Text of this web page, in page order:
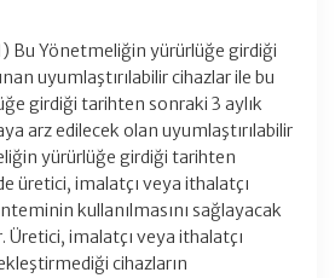
Bu Yönetmeliğin yürürlüğe girdiği
uyumlaştırılabilir cihazlar ile bu
girdiği tarihten sonraki 3 aylık
arz edilecek olan uyumlaştırılabilir
yürürlüğe girdiği tarihten
üretici, imalatçı veya ithalatçı
kullanılmasını sağlayacak
Üretici, imalatçı veya ithalatçı
cihazların